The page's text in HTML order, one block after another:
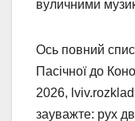
вуличними
Ось повний
Пасічної до
2026,
зауважте: рух